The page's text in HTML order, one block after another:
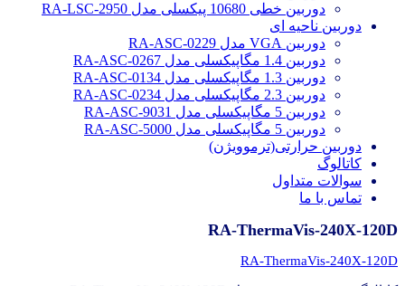
دوربین خطی 10680 پیکسلی مدل RA-LSC-2950
دوربین ناحیه ای
دوربین VGA مدل RA-ASC-0229
دوربین 1.4 مگاپیکسلی مدل RA-ASC-0267
دوربین 1.3 مگاپیکسلی مدل RA-ASC-0134
دوربین 2.3 مگاپیکسلی مدل RA-ASC-0234
دوربین 5 مگاپیکسلی مدل RA-ASC-9031
دوربین 5 مگاپیکسلی مدل RA-ASC-5000
دوربین حرارتی(ترموویژن)
کاتالوگ
سوالات متداول
تماس با ما
RA-ThermaVis-240X-120D
RA-ThermaVis-240X-120D